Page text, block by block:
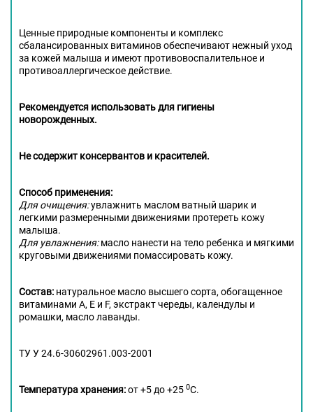
Ценные природные компоненты и комплекс
сбалансированных витаминов обеспечивают нежный уход
за кожей малыша и имеют противовоспалительное и
противоаллергическое действие.
Рекомендуется использовать для гигиены
новорожденных.
Не содержит консервантов и красителей.
Способ применения:
Для очищения:увлажнить маслом ватный шарик и
легкими размеренными движениями протереть кожу
малыша.
Для увлажнения:масло нанести на тело ребенка и мягкими
круговыми движениями помассировать кожу.
Состав: натуральное масло высшего сорта, обогащенное
витаминами А, Е и F, экстракт череды, календулы и
ромашки, масло лаванды.
ТУ У 24.6-30602961.003-2001
Температура хранения:от +5 до +25 0С.